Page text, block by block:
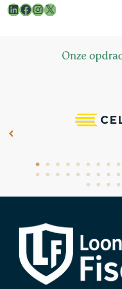
LinkedIn
Facebook
Instagram
X
Onze